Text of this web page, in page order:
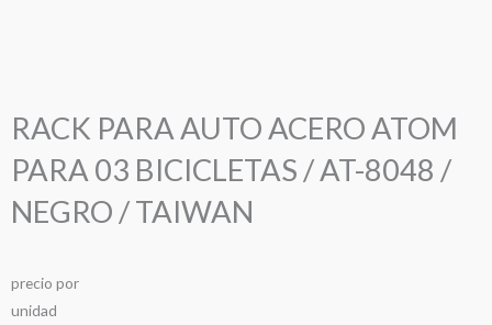
RACK PARA AUTO ACERO ATOM
PARA 03 BICICLETAS / AT-8048 /
NEGRO / TAIWAN
precio por
unidad